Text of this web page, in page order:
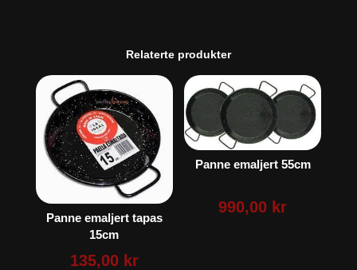
Relaterte produkter
Panne emaljert tapas
15cm
135,00 kr
Panne emaljert 55cm
990,00 kr